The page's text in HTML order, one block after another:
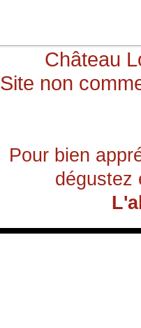
Château
Site non
Pour bien
dégustez